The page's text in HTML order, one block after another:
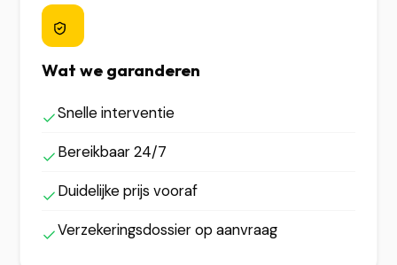
Wat we garanderen
Snelle interventie
Bereikbaar 24/7
Duidelijke prijs vooraf
Verzekeringsdossier op aanvraag